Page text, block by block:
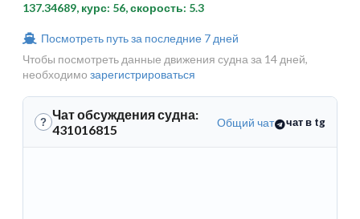
137.34689, курс: 56, скорость: 5.3
Посмотреть путь за последние 7 дней
Чтобы посмотреть данные движения судна за 14 дней,
необходимо зарегистрироваться
? Чат обсуждения судна:
431016815
Общий чат чат в tg